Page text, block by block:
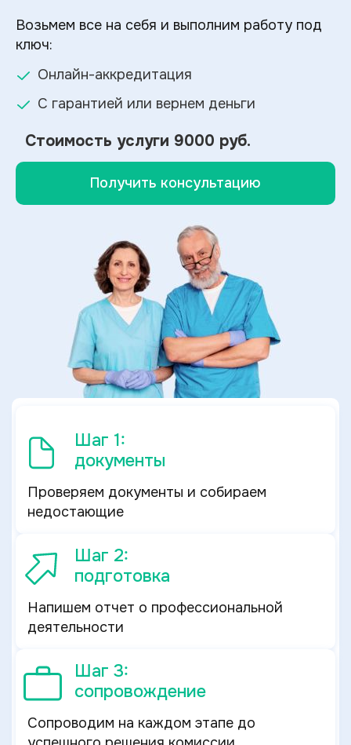
Возьмем все на себя и выполним работу под
ключ:
Онлайн-аккредитация
С гарантией или вернем деньги
Стоимость услуги 9000 руб.
Получить консультацию
Шаг 1:
документы
Проверяем документы и собираем
недостающие
Шаг 2:
подготовка
Напишем отчет о профессиональной
деятельности
Шаг 3:
сопровождение
Сопроводим на каждом этапе до